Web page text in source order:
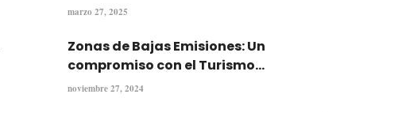
marzo 27, 2025
Zonas de Bajas Emisiones: Un
compromiso con el Turismo...
noviembre 27, 2024